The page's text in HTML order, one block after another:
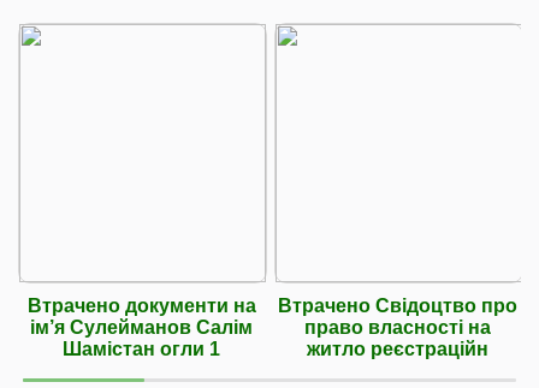
Втрачено документи на
ім’я Сулейманов Салім
Шамістан огли 1
Втрачено Свідоцтво про
право власності на
житло реєстраційн